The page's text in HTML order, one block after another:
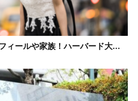
ィールや家族！ハーバード大...